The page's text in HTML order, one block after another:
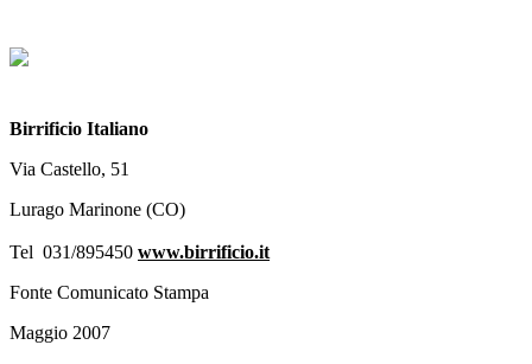
Birrificio Italiano
Via Castello, 51
Lurago Marinone (CO)
Tel 031/895450 www.birrificio.it
Fonte Comunicato Stampa
Maggio 2007